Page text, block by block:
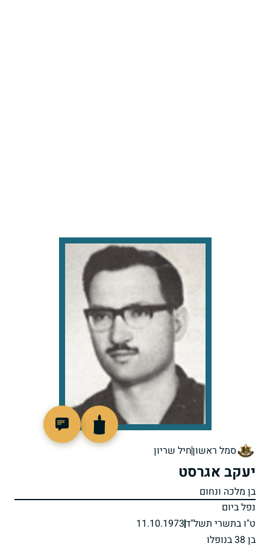
סמל ראשוןחיל שריון
יעקב אגרסט
בן מלכה ונחום
נפל ביום
ט"ו בתשרי תשל"ד11.10.1973
בן 38 בנופלו